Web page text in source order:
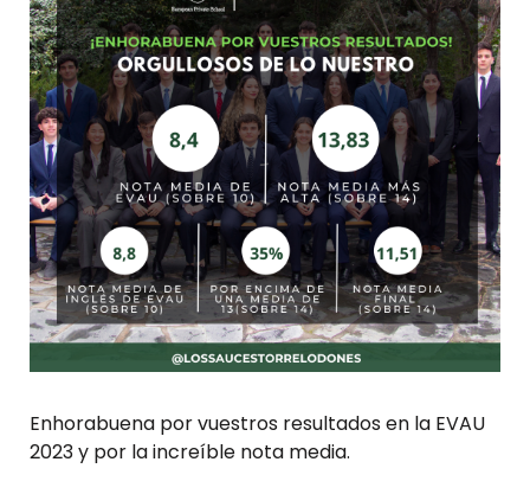
Enhorabuena por vuestros resultados en la EVAU
2023 y por la increíble nota media.